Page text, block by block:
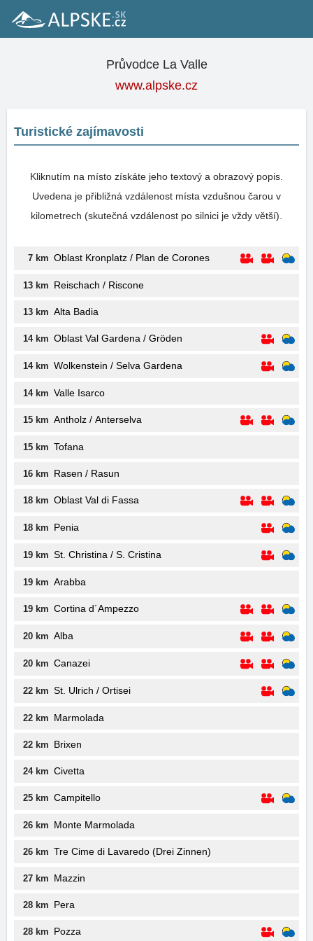
Průvodce La Valle
www.alpske.cz
Turistické zajímavosti
Kliknutím na místo získáte jeho textový a obrazový popis.
Uvedena je přibližná vzdálenost místa vzdušnou čarou v
kilometrech (skutečná vzdálenost po silnici je vždy větší).
7 km Oblast Kronplatz / Plan de Corones
13 km Reischach / Riscone
13 km Alta Badia
14 km Oblast Val Gardena / Gröden
14 km Wolkenstein / Selva Gardena
14 km Valle Isarco
15 km Antholz / Anterselva
15 km Tofana
16 km Rasen / Rasun
18 km Oblast Val di Fassa
18 km Penia
19 km St. Christina / S. Cristina
19 km Arabba
19 km Cortina d´Ampezzo
20 km Alba
20 km Canazei
22 km St. Ulrich / Ortisei
22 km Marmolada
22 km Brixen
24 km Civetta
25 km Campitello
26 km Monte Marmolada
26 km Tre Cime di Lavaredo (Drei Zinnen)
27 km Mazzin
28 km Pera
28 km Pozza